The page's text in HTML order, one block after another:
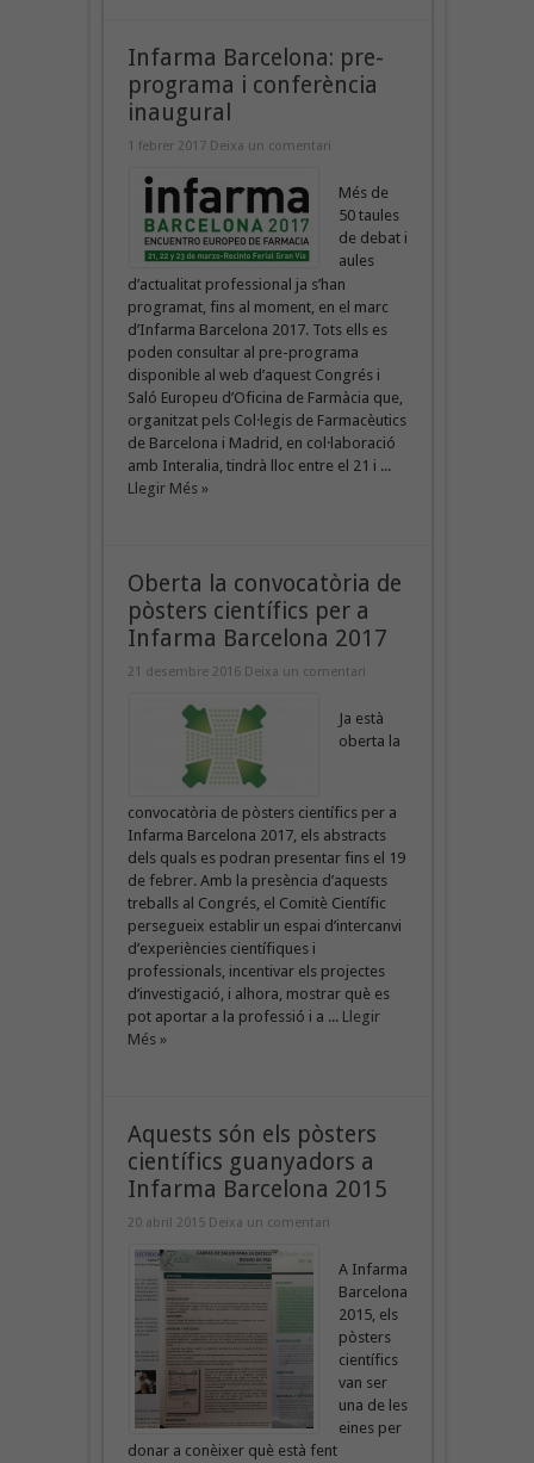
Infarma Barcelona: pre-
programa i conferència
inaugural
1 febrer 2017 Deixa un comentari
Més de
50 taules
de debat i
aules
d’actualitat professional ja s’han
programat, fins al moment, en el marc
d’Infarma Barcelona 2017. Tots ells es
poden consultar al pre-programa
disponible al web d’aquest Congrés i
Saló Europeu d’Oficina de Farmàcia que,
organitzat pels Col·legis de Farmacèutics
de Barcelona i Madrid, en col·laboració
amb Interalia, tindrà lloc entre el 21 i ...
Llegir Més »
Oberta la convocatòria de
pòsters científics per a
Infarma Barcelona 2017
21 desembre 2016 Deixa un comentari
Ja està
oberta la
convocatòria de pòsters científics per a
Infarma Barcelona 2017, els abstracts
dels quals es podran presentar fins el 19
de febrer. Amb la presència d’aquests
treballs al Congrés, el Comitè Científic
persegueix establir un espai d’intercanvi
d’experiències científiques i
professionals, incentivar els projectes
d’investigació, i alhora, mostrar què es
pot aportar a la professió i a ... Llegir
Més »
Aquests són els pòsters
científics guanyadors a
Infarma Barcelona 2015
20 abril 2015 Deixa un comentari
A Infarma
Barcelona
2015, els
pòsters
científics
van ser
una de les
eines per
donar a conèixer què està fent